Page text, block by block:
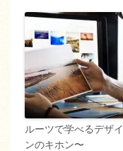
ルーツで学べるデザイ
ンのキホン〜